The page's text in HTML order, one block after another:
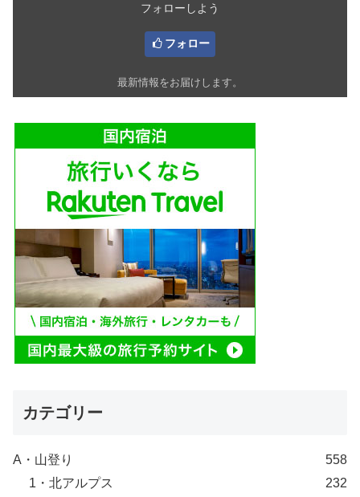
フォローしよう
フォロー
最新情報をお届けします。
カテゴリー
A・山登り
558
1・北アルプス
232